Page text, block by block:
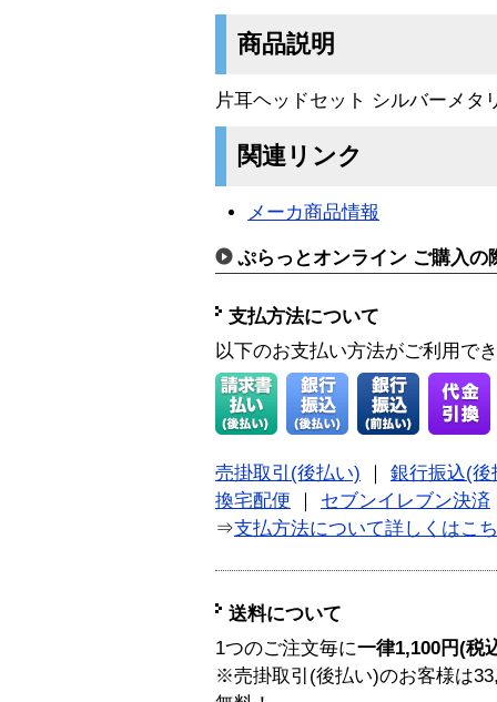
商品説明
片耳ヘッドセット シルバーメタ
関連リンク
メーカ商品情報
ぷらっとオンライン ご購入の
支払方法について
以下のお支払い方法がご利用で
売掛取引(後払い)
銀行振込(後
換宅配便
セブンイレブン決済
⇒支払方法について詳しくはこ
送料について
1つのご注文毎に一律1,100円(税
※売掛取引(後払い)のお客様は